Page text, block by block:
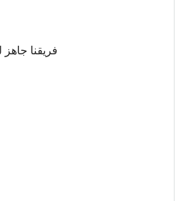
فريقنا